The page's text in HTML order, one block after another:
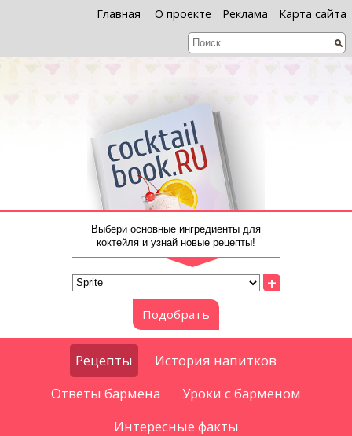
Главная О проекте Реклама Карта сайта
Выбери основные ингредиенты для
коктейля и узнай новые рецепты!
+
Подобрать
Рецепты
История напитков
Ответы бармена
Уроки с барменом
Интересные факты